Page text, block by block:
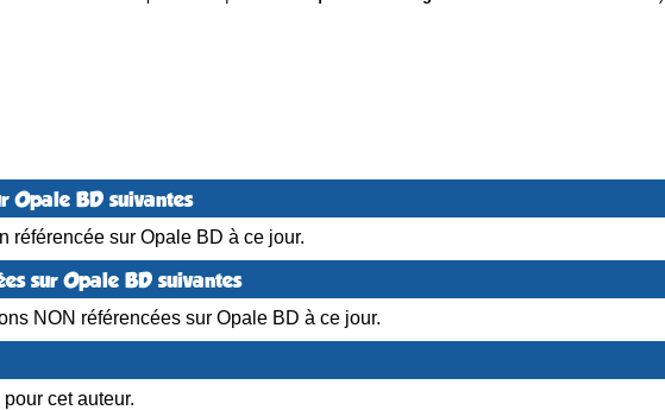
Opale BD suivantes
référencée sur Opale BD à ce jour.
sur Opale BD suivantes
NON référencées sur Opale BD à ce jour.
cet auteur.